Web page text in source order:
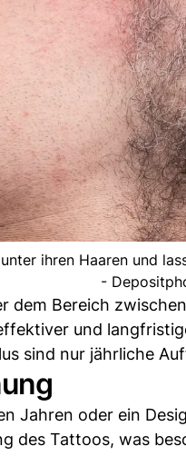
ihren Haaren und
-
dem Bereich
und
sind nur jährliche
Jahren oder ein
des Tattoos, was